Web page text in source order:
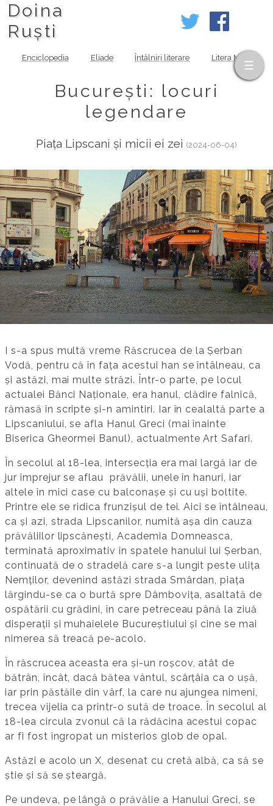
Doina
Ruști
Enciclopedia Eliade Întâlniri literare Litera MOV
București: locuri
legendare
Piața Lipscani și micii ei zei (2024-06-04)
I s-a spus multă vreme Răscrucea de la Șerban
Vodă, pentru că în fața acestui han se întâlneau, ca
și astăzi, mai multe străzi. Într-o parte, pe locul
actualei Bănci Naționale, era hanul, clădire falnică,
rămasă în scripte și-n amintiri. Iar în cealaltă parte a
Lipscaniului, se afla Hanul Greci (mai înainte
Biserica Gheormei Banul), actualmente Art Safari.
În secolul al 18-lea, intersecția era mai largă iar de
jur împrejur se aflau prăvălii, unele în hanuri, iar
altele în mici case cu balconașe și cu uși boltite.
Printre ele se ridica frunzișul de tei. Aici se întâlneau,
ca și azi, strada Lipscanilor, numită așa din cauza
prăvăliilor lipscănești, Academia Domneasca,
terminată aproximativ în spatele hanului lui Șerban,
continuată de o stradelă care s-a lungit peste ulița
Nemților, devenind astăzi strada Smârdan, piața
lărgindu-se ca o burtă spre Dâmbovița, asaltată de
ospătării cu grădini, în care petreceau până la ziuă
disperații și muhaielele Bucureștiului și cine se mai
nimerea să treacă pe-acolo.
În răscrucea aceasta era și-un roșcov, atât de
bătrân, încât, dacă bătea vântul, scârțâia ca o ușă,
iar prin păstăile din vârf, la care nu ajungea nimeni,
trecea vijelia ca printr-o sută de troace. În secolul al
18-lea circula zvonul că la rădăcina acestui copac
ar fi fost îngropat un misterios glob de opal.
Astăzi e acolo un X, desenat cu cretă albă, ca să se
știe și să se șteargă.
Pe undeva, pe lângă o prăvălie a Hanului Greci, se